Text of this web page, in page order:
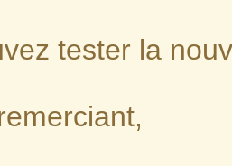
tester la